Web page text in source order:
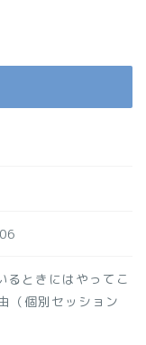
ときにはやってこ
（個別セッション